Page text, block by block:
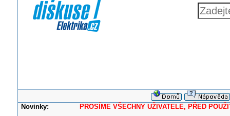
Novinky: PROSÍME VŠECHNY UŽIVATELE, PŘED